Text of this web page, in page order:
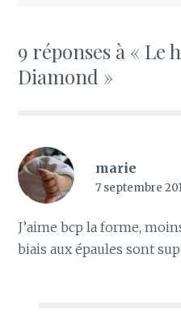
9 réponses à « Le
Diamond »
marie
7 septembre
J’aime bcp la forme,
biais aux épaules sont